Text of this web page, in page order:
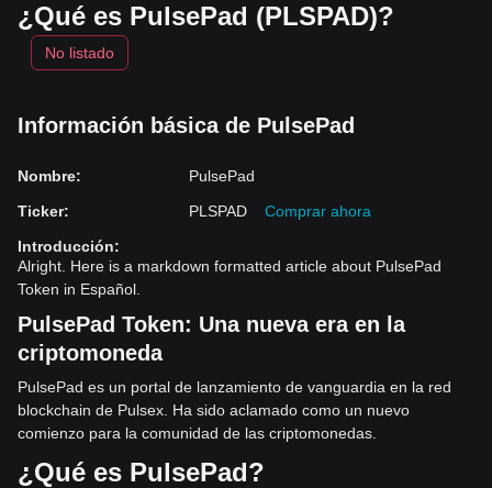
¿Qué es PulsePad (PLSPAD)?
No listado
Información básica de PulsePad
Nombre:
PulsePad
Ticker: PLSPAD
Comprar ahora
Introducción:
Alright. Here is a markdown formatted article about PulsePad
Token in Español.
PulsePad Token: Una nueva era en la
criptomoneda
PulsePad es un portal de lanzamiento de vanguardia en la red
blockchain de Pulsex. Ha sido aclamado como un nuevo
comienzo para la comunidad de las criptomonedas.
¿Qué es PulsePad?